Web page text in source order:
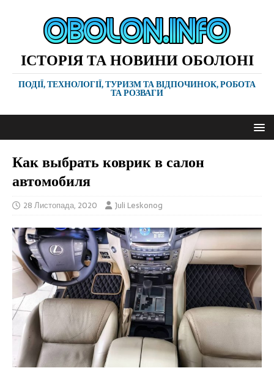
ІСТОРІЯ ТА НОВИНИ ОБОЛОНІ
ПОДІЇ, ТЕХНОЛОГІЇ, ТУРИЗМ ТА ВІДПОЧИНОК, РОБОТА
ТА РОЗВАГИ
Как выбрать коврик в салон
автомобиля
28 Листопада, 2020 Juli Leskonog